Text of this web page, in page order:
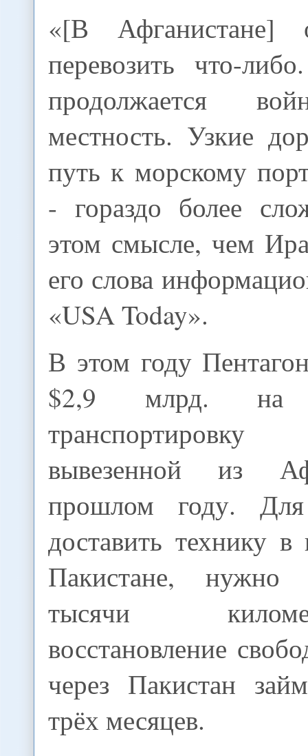
«[В Афганистане]
перевозить что-
продолжается
местность. Узкие
путь к морскому
- гораздо более
этом смысле, чем
его слова
«USA Today».
В этом году
$2,9 млрд. на
вывезенной из
прошлом году.
доставить технику
Пакистане, нужно
тысячи
восстановление
через Пакистан
трёх месяцев.